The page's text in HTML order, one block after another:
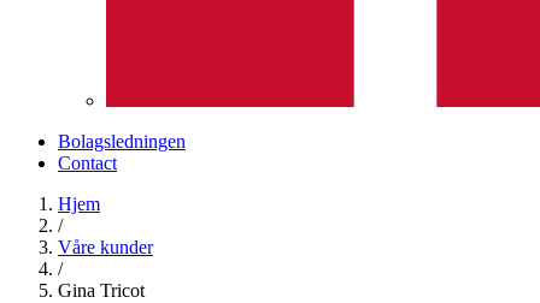
Bolagsledningen
Contact
Hjem
/
Våre kunder
/
Gina Tricot